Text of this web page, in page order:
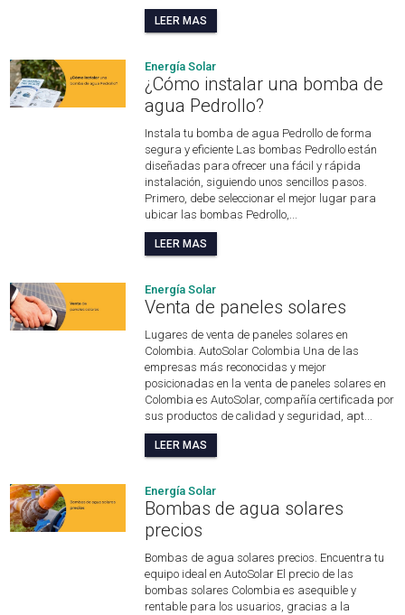
LEER MAS
Energía Solar
¿Cómo instalar una bomba de
agua Pedrollo?
Instala tu bomba de agua Pedrollo de forma
segura y eficiente Las bombas Pedrollo están
diseñadas para ofrecer una fácil y rápida
instalación, siguiendo unos sencillos pasos.
Primero, debe seleccionar el mejor lugar para
ubicar las bombas Pedrollo,...
LEER MAS
Energía Solar
Venta de paneles solares
Lugares de venta de paneles solares en
Colombia. AutoSolar Colombia Una de las
empresas más reconocidas y mejor
posicionadas en la venta de paneles solares en
Colombia es AutoSolar, compañía certificada por
sus productos de calidad y seguridad, apt...
LEER MAS
Energía Solar
Bombas de agua solares
precios
Bombas de agua solares precios. Encuentra tu
equipo ideal en AutoSolar El precio de las
bombas solares Colombia es asequible y
rentable para los usuarios, gracias a la